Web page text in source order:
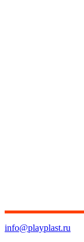
info@playplast.ru